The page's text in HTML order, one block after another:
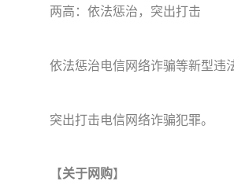
两高：依法惩治，突出打击
依法惩治电信网络诈骗等新型违
突出打击电信网络诈骗犯罪。
【关于网购】